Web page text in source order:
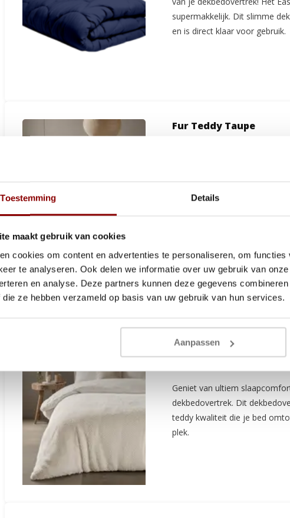
Toestemming Details
maakt gebruik van cookies
cookies om content en advertenties te personaliseren, om
te analyseren. Ook delen we informatie over uw gebruik van
en analyse. Deze partners kunnen deze gegevens
ze hebben verzameld op basis van uw gebruik van hun services.
Aanpassen
supermakkelijk. Dit slimme
en is direct klaar voor gebruik.
Fur Teddy Taupe
dekbedovertrek. Dit
teddy kwaliteit die je bed
Fur Teddy Beige
1 tot 2 werkdagen
Geniet van ultiem
dekbedovertrek. Dit
teddy kwaliteit die je bed
plek.